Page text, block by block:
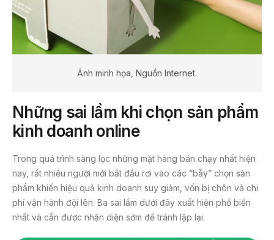
Ảnh minh họa, Nguồn Internet.
Những sai lầm khi chọn sản phẩm
kinh doanh online
Trong quá trình sàng lọc những mặt hàng bán chạy nhất hiện
nay, rất nhiều người mới bắt đầu rơi vào các “bẫy” chọn sản
phẩm khiến hiệu quả kinh doanh suy giảm, vốn bị chôn và chi
phí vận hành đội lên. Ba sai lầm dưới đây xuất hiện phổ biến
nhất và cần được nhận diện sớm để tránh lặp lại.